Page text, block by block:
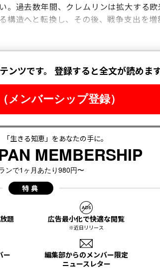
。過去数年間、クレムリンは拡大する
構造へと転換し、その後、戦争支出を